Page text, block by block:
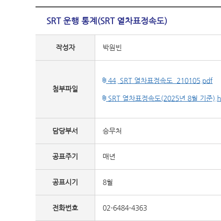
SRT 운행 통계(SRT 열차표정속도)
작성자 박원빈
첨부파일
44. SRT 열차표정속도_210105.pdf
SRT 열차표정속도(2025년 8월 기준
담당부서 승무처
공표주기 매년
공표시기 8월
전화번호 02-6484-4363